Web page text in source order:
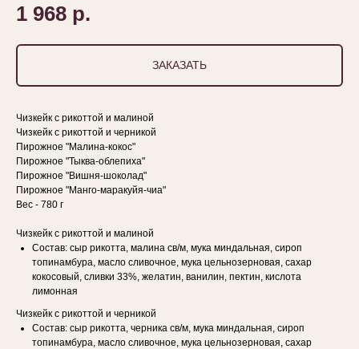
1 968 р.
ЗАКАЗАТЬ
Чизкейк с рикоттой и малиной
Чизкейк с рикоттой и черникой
Пирожное "Малина-кокос"
Пирожное "Тыква-облепиха"
Пирожное "Вишня-шоколад"
Пирожное "Манго-маракуйя-чиа"
Вес - 780 г
Чизкейк с рикоттой и малиной
Состав: сыр рикотта, малина св/м, мука миндальная, сироп
топинамбура, масло сливочное, мука цельнозерновая, сахар
кокосовый, сливки 33%, желатин, ванилин, пектин, кислота
лимонная
Чизкейк с рикоттой и черникой
Состав: сыр рикотта, черника св/м, мука миндальная, сироп
топинамбура, масло сливочное, мука цельнозерновая, сахар